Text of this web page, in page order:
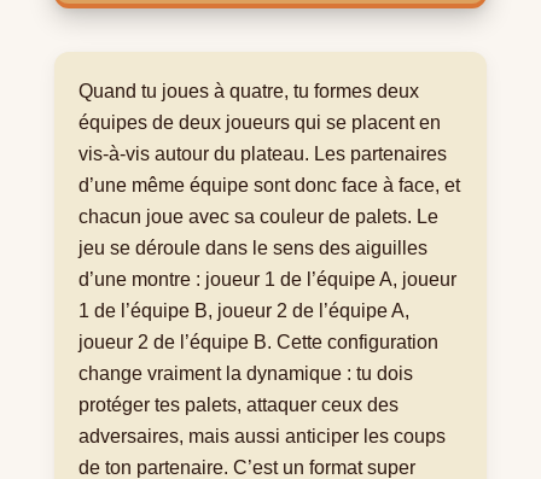
Quand tu joues à quatre, tu formes deux
équipes de deux joueurs qui se placent en
vis-à-vis autour du plateau. Les partenaires
d’une même équipe sont donc face à face, et
chacun joue avec sa couleur de palets. Le
jeu se déroule dans le sens des aiguilles
d’une montre : joueur 1 de l’équipe A, joueur
1 de l’équipe B, joueur 2 de l’équipe A,
joueur 2 de l’équipe B. Cette configuration
change vraiment la dynamique : tu dois
protéger tes palets, attaquer ceux des
adversaires, mais aussi anticiper les coups
de ton partenaire. C’est un format super